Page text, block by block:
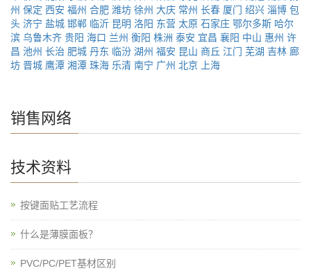
州 保定 西安 福州 合肥 潍坊 徐州 大庆 常州 长春 厦门 绍兴 淄博 包
头 济宁 盐城 邯郸 临沂 昆明 洛阳 东营 太原 石家庄 鄂尔多斯 哈尔
滨 乌鲁木齐 贵阳 海口 兰州 衡阳 株洲 泰安 宜昌 襄阳 中山 惠州 许
昌 池州 长治 肥城 丹东 临汾 湖州 福安 昆山 商丘 江门 芜湖 吉林 廊
坊 晋城 鹰潭 湘潭 珠海 乐清 南宁 广州 北京 上海
销售网络
技术资料
按键面贴工艺流程
什么是薄膜面板？
PVC/PC/PET基材区别